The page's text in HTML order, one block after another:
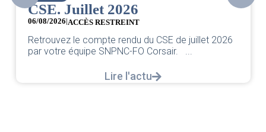
CSE. Juillet 2026
06/08/2026|ACCÈS RESTREINT
Retrouvez le compte rendu du CSE de juillet 2026
par votre équipe SNPNC-FO Corsair. ...
Lire l'actu